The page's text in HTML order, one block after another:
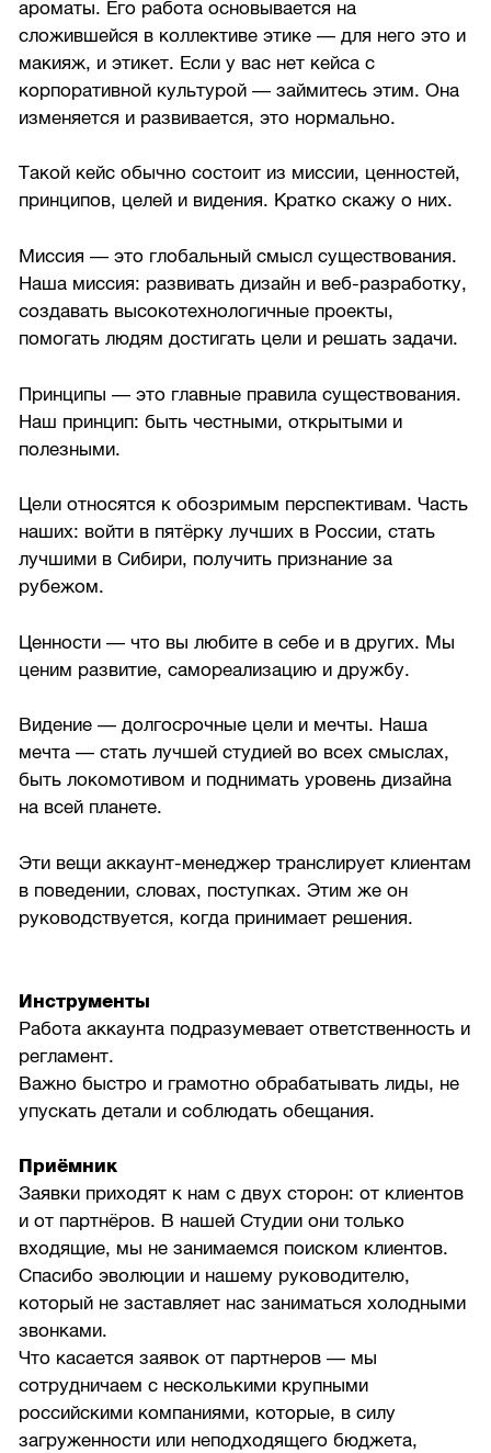
ароматы. Его работа основывается на
сложившейся в коллективе этике — для него это и
макияж, и этикет. Если у вас нет кейса с
корпоративной культурой — займитесь этим. Она
изменяется и развивается, это нормально.
Такой кейс обычно состоит из миссии, ценностей,
принципов, целей и видения. Кратко скажу о них.
Миссия — это глобальный смысл существования.
Наша миссия: развивать дизайн и веб-разработку,
создавать высокотехнологичные проекты,
помогать людям достигать цели и решать задачи.
Принципы — это главные правила существования.
Наш принцип: быть честными, открытыми и
полезными.
Цели относятся к обозримым перспективам. Часть
наших: войти в пятёрку лучших в России, стать
лучшими в Сибири, получить признание за
рубежом.
Ценности — что вы любите в себе и в других. Мы
ценим развитие, самореализацию и дружбу.
Видение — долгосрочные цели и мечты. Наша
мечта — стать лучшей студией во всех смыслах,
быть локомотивом и поднимать уровень дизайна
на всей планете.
Эти вещи аккаунт-менеджер транслирует клиентам
в поведении, словах, поступках. Этим же он
руководствуется, когда принимает решения.
Инструменты
Работа аккаунта подразумевает ответственность и
регламент.
Важно быстро и грамотно обрабатывать лиды, не
упускать детали и соблюдать обещания.
Приёмник
Заявки приходят к нам с двух сторон: от клиентов
и от партнёров. В нашей Студии они только
входящие, мы не занимаемся поиском клиентов.
Спасибо эволюции и нашему руководителю,
который не заставляет нас заниматься холодными
звонками.
Что касается заявок от партнеров — мы
сотрудничаем с несколькими крупными
российскими компаниями, которые, в силу
загруженности или неподходящего бюджета,